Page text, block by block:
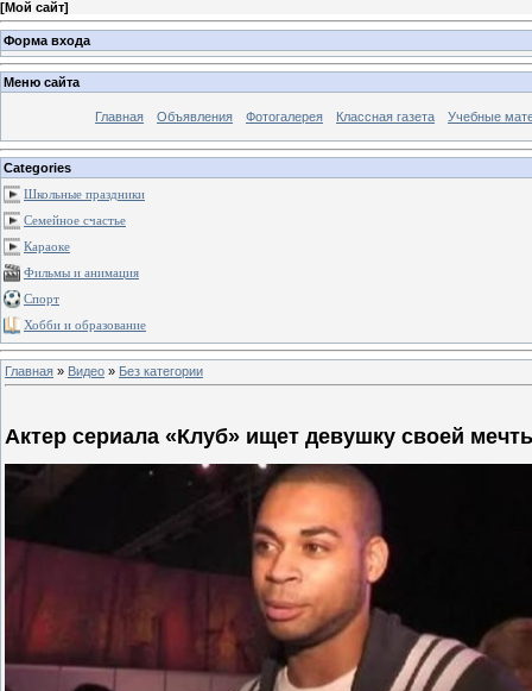
[Мой сайт]
Форма входа
Меню сайта
Главная Объявления Фотогалерея Классная газета Учебные
Categories
Школьные праздники
Семейное счастье
Караоке
Фильмы и анимация
Спорт
Хобби и образование
Главная » Видео » Без категории
Актер сериала «Клуб» ищет девушку своей